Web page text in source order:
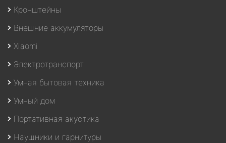
Кронштейны
Внешние аккумуляторы
Xiaomi
Электротранспорт
Умная бытовая техника
Умный дом
Портативная акустика
Наушники и гарнитуры